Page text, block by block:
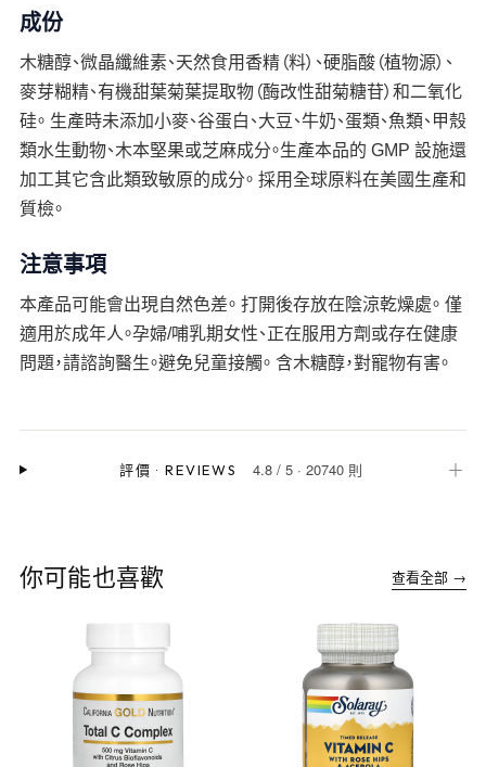
成份
木糖醇、微晶纖維素、天然食用香精（料）、硬脂酸（植物源）、
麥芽糊精、有機甜葉菊葉提取物（酶改性甜菊糖苷）和二氧化
硅。 生產時未添加小麥、谷蛋白、大豆、牛奶、蛋類、魚類、甲殼
類水生動物、木本堅果或芝麻成分。生產本品的 GMP 設施還
加工其它含此類致敏原的成分。 採用全球原料在美國生產和
質檢。
注意事項
本產品可能會出現自然色差。 打開後存放在陰涼乾燥處。 僅
適用於成年人。孕婦/哺乳期女性、正在服用方劑或存在健康
問題，請諮詢醫生。避免兒童接觸。 含木糖醇，對寵物有害。
評價 ·REVIEWS 4.8/ 5· 20740 則 ＋
你可能也喜歡 查看全部 →